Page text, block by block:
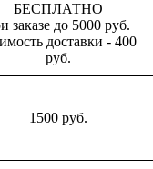
БЕСПЛАТНО
заказе до 5000 руб.
доставки - 400
руб.
1500 руб.